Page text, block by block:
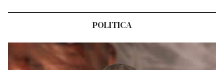
POLITICA